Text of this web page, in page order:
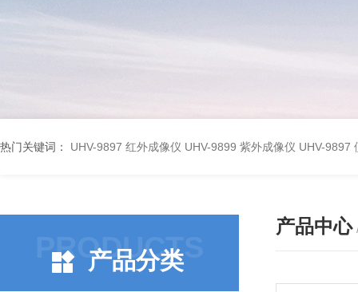
热门关键词： UHV-9897 红外成像仪 UHV-9899 紫外成像仪 UHV-9897
PRODUCTS
产品分类
产品中心